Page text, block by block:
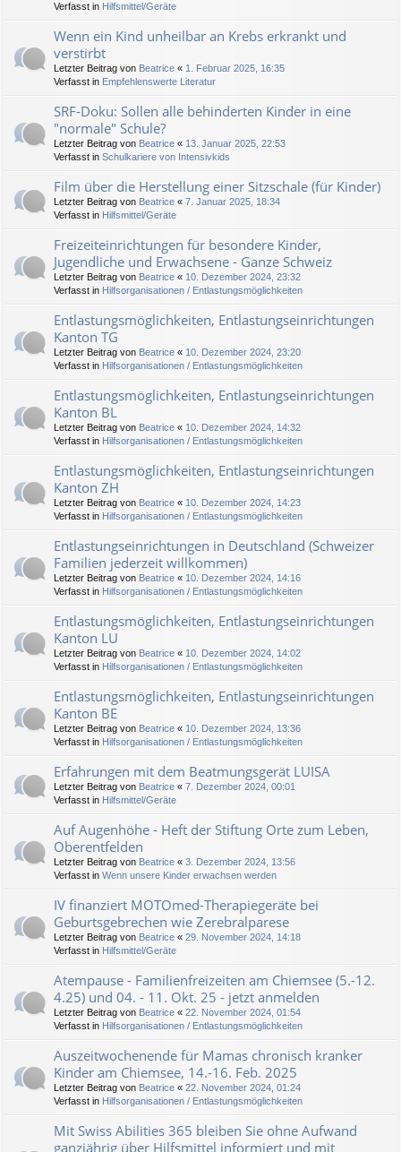
Verfasst in Hilfsmittel/Geräte
Wenn ein Kind unheilbar an Krebs erkrankt und
verstirbt
Letzter Beitrag von Beatrice « 1. Februar 2025, 16:35
Verfasst in Empfehlenswerte Literatur
SRF-Doku: Sollen alle behinderten Kinder in eine
"normale" Schule?
Letzter Beitrag von Beatrice « 13. Januar 2025, 22:53
Verfasst in Schulkariere von Intensivkids
Film über die Herstellung einer Sitzschale (für Kinder)
Letzter Beitrag von Beatrice « 7. Januar 2025, 18:34
Verfasst in Hilfsmittel/Geräte
Freizeiteinrichtungen für besondere Kinder,
Jugendliche und Erwachsene - Ganze Schweiz
Letzter Beitrag von Beatrice « 10. Dezember 2024, 23:32
Verfasst in Hilfsorganisationen / Entlastungsmöglichkeiten
Entlastungsmöglichkeiten, Entlastungseinrichtungen
Kanton TG
Letzter Beitrag von Beatrice « 10. Dezember 2024, 23:20
Verfasst in Hilfsorganisationen / Entlastungsmöglichkeiten
Entlastungsmöglichkeiten, Entlastungseinrichtungen
Kanton BL
Letzter Beitrag von Beatrice « 10. Dezember 2024, 14:32
Verfasst in Hilfsorganisationen / Entlastungsmöglichkeiten
Entlastungsmöglichkeiten, Entlastungseinrichtungen
Kanton ZH
Letzter Beitrag von Beatrice « 10. Dezember 2024, 14:23
Verfasst in Hilfsorganisationen / Entlastungsmöglichkeiten
Entlastungseinrichtungen in Deutschland (Schweizer
Familien jederzeit willkommen)
Letzter Beitrag von Beatrice « 10. Dezember 2024, 14:16
Verfasst in Hilfsorganisationen / Entlastungsmöglichkeiten
Entlastungsmöglichkeiten, Entlastungseinrichtungen
Kanton LU
Letzter Beitrag von Beatrice « 10. Dezember 2024, 14:02
Verfasst in Hilfsorganisationen / Entlastungsmöglichkeiten
Entlastungsmöglichkeiten, Entlastungseinrichtungen
Kanton BE
Letzter Beitrag von Beatrice « 10. Dezember 2024, 13:36
Verfasst in Hilfsorganisationen / Entlastungsmöglichkeiten
Erfahrungen mit dem Beatmungsgerät LUISA
Letzter Beitrag von Beatrice « 7. Dezember 2024, 00:01
Verfasst in Hilfsmittel/Geräte
Auf Augenhöhe - Heft der Stiftung Orte zum Leben,
Oberentfelden
Letzter Beitrag von Beatrice « 3. Dezember 2024, 13:56
Verfasst in Wenn unsere Kinder erwachsen werden
IV finanziert MOTOmed-Therapiegeräte bei
Geburtsgebrechen wie Zerebralparese
Letzter Beitrag von Beatrice « 29. November 2024, 14:18
Verfasst in Hilfsmittel/Geräte
Atempause - Familienfreizeiten am Chiemsee (5.-12.
4.25) und 04. - 11. Okt. 25 - jetzt anmelden
Letzter Beitrag von Beatrice « 22. November 2024, 01:54
Verfasst in Hilfsorganisationen / Entlastungsmöglichkeiten
Auszeitwochenende für Mamas chronisch kranker
Kinder am Chiemsee, 14.-16. Feb. 2025
Letzter Beitrag von Beatrice « 22. November 2024, 01:24
Verfasst in Hilfsorganisationen / Entlastungsmöglichkeiten
Mit Swiss Abilities 365 bleiben Sie ohne Aufwand
ganzjährig über Hilfsmittel informiert und mit